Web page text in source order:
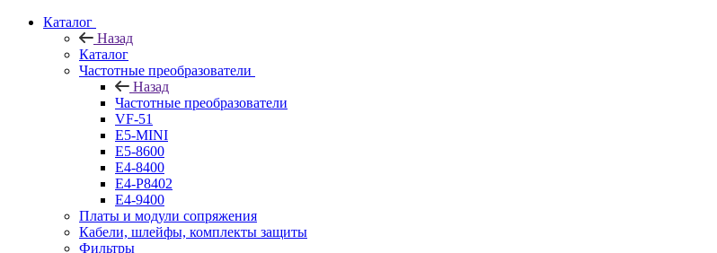
Каталог
Назад
Каталог
Частотные преобразователи
Назад
Частотные преобразователи
VF-51
E5-MINI
Е5-8600
E4-8400
Е4-P8402
Е4-9400
Платы и модули сопряжения
Кабели, шлейфы, комплекты защиты
Фильтры